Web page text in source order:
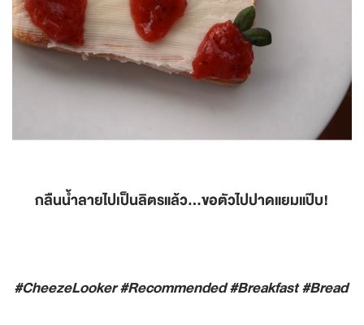
กลืนน้ำลายไปเป็นลิตรแล้ว...ขอตัวไปปาดแยมแป๊บ!
#CheezeLooker #Recommended #Breakfast #Bread